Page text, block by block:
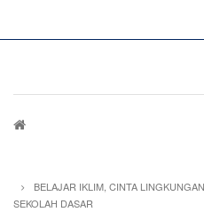
Breadcrumb
BELAJAR IKLIM, CINTA
SEKOLAH DASAR